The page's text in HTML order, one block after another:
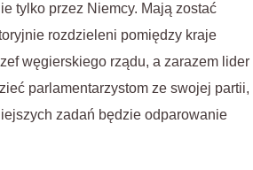
tylko przez Niemcy. Mają zostać
rozdzieleni pomiędzy kraje
węgierskiego rządu, a zarazem lider
parlamentarzystom ze swojej partii,
zadań będzie odparowanie